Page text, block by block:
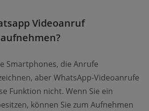
Videoanruf
Smartphones, die Anrufe
aber WhatsApp-Videoanrufe
Funktion nicht. Wenn Sie ein
können Sie zum Aufnehmen